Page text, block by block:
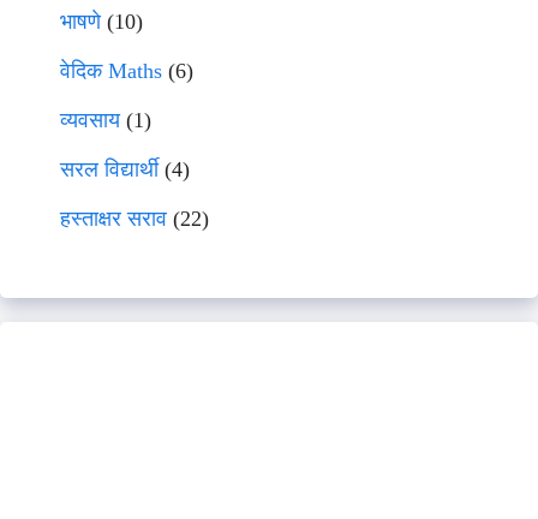
भाषणे(10)
वेदिक Maths (6)
व्यवसाय(1)
सरल विद्यार्थी(4)
हस्ताक्षर सराव (22)